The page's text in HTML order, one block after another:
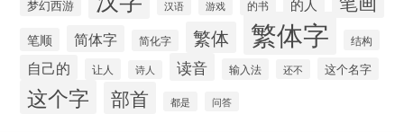
梦幻西游 汉语 游戏 的书
笔顺 简体字 简化字 繁体 繁体字 结构
自己的 让人 诗人 读音 输入法 还不 这个名字
这个字 部首 都是 问答